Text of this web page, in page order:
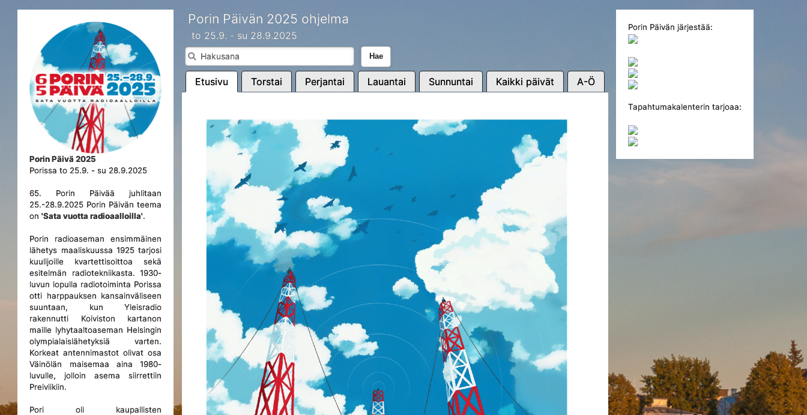
Porin Päivä 2025
Porissa to 25.9. - su 28.9.2025
65. Porin Päivää juhlitaan
25.-28.9.2025 Porin Päivän teema
on'Sata vuotta radioaalloilla'.
Porin radioaseman ensimmäinen
lähetys maaliskuussa 1925 tarjosi
kuulijoille kvartettisoittoa sekä
esitelmän radiotekniikasta. 1930-
luvun lopulla radiotoiminta Porissa
otti harppauksen kansainväliseen
suuntaan, kun Yleisradio
rakennutti Koiviston kartanon
maille lyhytaaltoaseman Helsingin
olympialaislähetyksiä varten.
Korkeat antennimastot olivat osa
Väinölän maisemaa aina 1980-
luvulle, jolloin asema siirrettiin
Preiviikiin.
Pori oli kaupallisten
Porin Päivän 2025 ohjelma
to 25.9. - su 28.9.2025
Hae
Etusivu Torstai Perjantai Lauantai Sunnuntai Kaikki päivät A-Ö
Porin Päivän järjestää:
Tapahtumakalenterin tarjoaa: